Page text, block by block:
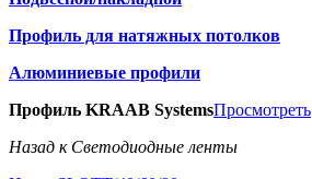
Профиль для натяжных потолков
Алюминиевые профили
Профиль KRAAB SystemsПросмотреть
Назад к Светодиодные ленты